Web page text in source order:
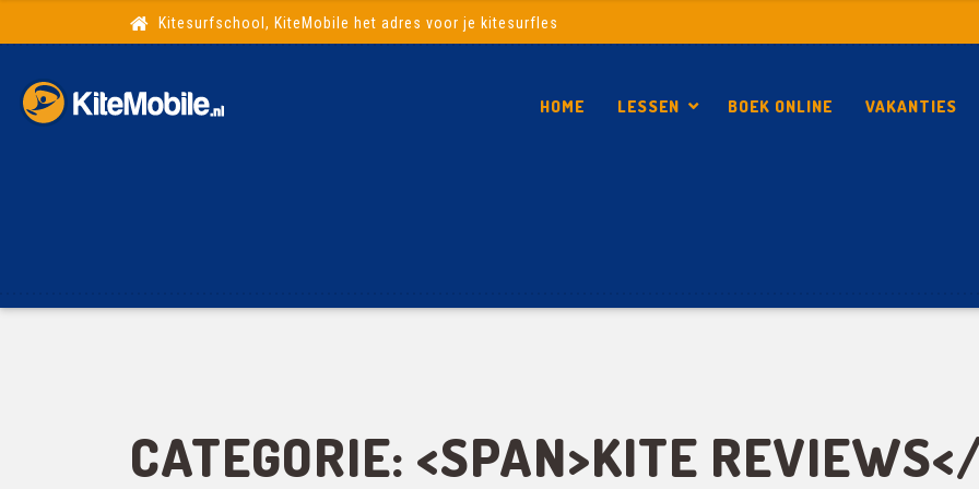
Kitesurfschool, KiteMobile het adres voor je kitesurfles
HOME LESSEN BOEK ONLINE VAKANTIES
CATEGORIE: <SPAN>KITE